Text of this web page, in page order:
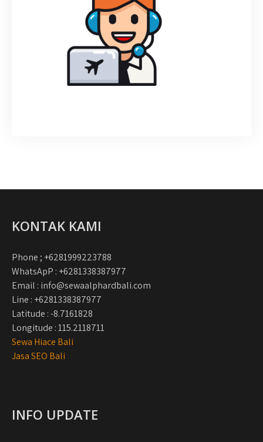
KONTAK KAMI
Phone ; +6281999223788
WhatsApP : +6281338387977
Email : info@sewaalphardbali.com
Line : +6281338387977
Latitude : -8.7161828
Longitude : 115.2118711
Sewa Hiace Bali
Jasa SEO Bali
INFO UPDATE